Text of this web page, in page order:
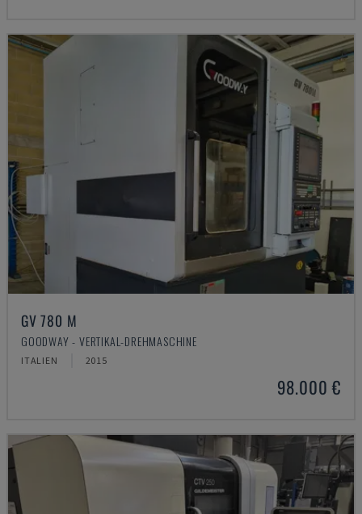
GV 780 M
GOODWAY - VERTIKAL-DREHMASCHINE
ITALIEN 2015
98.000 €